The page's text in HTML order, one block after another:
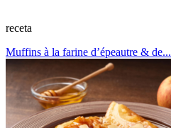
receta
Muffins à la farine d’épeautre & de...